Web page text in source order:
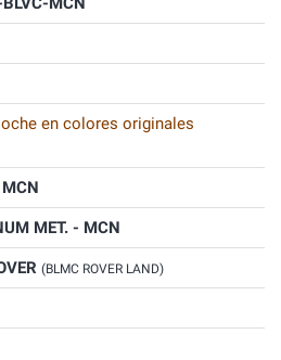
en colores originales
MCN
MET. - MCN
(BLMC ROVER LAND)